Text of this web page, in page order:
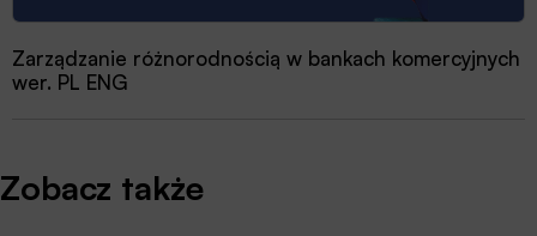
Zarządzanie różnorodnością w bankach komercyjnych
wer. PL ENG
Zobacz także